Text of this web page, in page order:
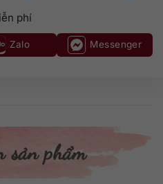
phí
Zalo Messenger
sản phẩm